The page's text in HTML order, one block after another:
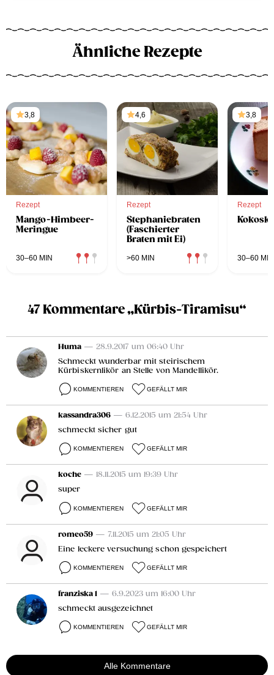
Ähnliche Rezepte
3,8
Rezept
Mango-Himbeer-
Meringue
30–60 MIN
4,6
Rezept
Stephaniebraten
(Faschierter
Braten mit Ei)
>60 MIN
3,8
Rezept
30–60 MIN
47 Kommentare „Kürbis-Tiramisu“
Huma — 28.9.2017 um 06:40 Uhr
Schmeckt wunderbar mit steirischem
Kürbiskernlikör an Stelle von Mandellikör.
KOMMENTIEREN GEFÄLLT MIR
kassandra306 — 6.12.2015 um 21:54 Uhr
schmeckt sicher gut
KOMMENTIEREN GEFÄLLT MIR
koche — 18.11.2015 um 19:39 Uhr
super
KOMMENTIEREN GEFÄLLT MIR
romeo59 — 7.11.2015 um 21:05 Uhr
Eine leckere versuchung schon gespeichert
KOMMENTIEREN GEFÄLLT MIR
franziska 1 — 6.9.2023 um 16:00 Uhr
schmeckt ausgezeichnet
KOMMENTIEREN GEFÄLLT MIR
Alle Kommentare